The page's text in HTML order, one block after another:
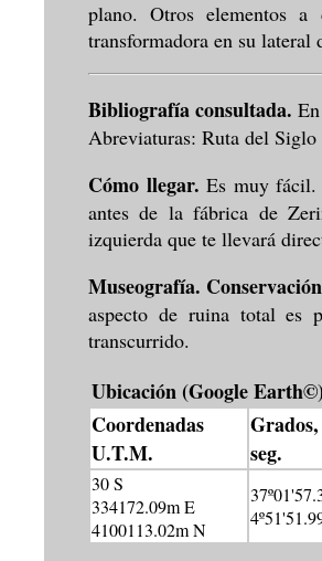
plano. Otros elementos a
transformadora en su lateral
Bibliografía consultada.
Abreviaturas: Ruta del
Cómo llegar. Es muy fácil.
antes de la fábrica de
izquierda que te llevará
Museografía.
aspecto de ruina total es
transcurrido.
Ubicación (Google
Coordenadas
U.T.M.
seg.
30 S
334172.09m E
4100113.02m N